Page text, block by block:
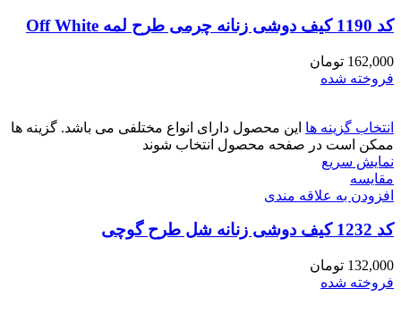
کد 1190 کیف دوشی زنانه چرمی طرح لمه Off White
162,000 تومان
فروخته شده
انتخاب گزینه ها این محصول دارای انواع مختلفی می باشد. گزینه ها
ممکن است در صفحه محصول انتخاب شوند
نمایش سریع
مقايسه
افزودن به علاقه مندی
کد 1232 کیف دوشی زنانه شل طرح گوچی
132,000 تومان
فروخته شده